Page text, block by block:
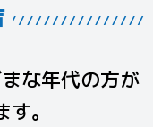
な年代の方が
。